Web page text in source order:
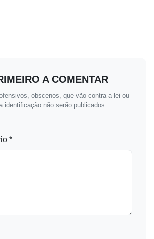
A COMENTAR
obscenos, que vão contra a lei ou
identificação não serão publicados.
*